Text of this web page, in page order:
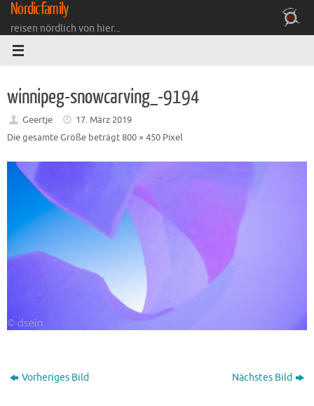
Zum
Inhalt
springen
Nordicfamily
reisen nördlich von hier...
winnipeg-snowcarving_-9194
Geertje
17. März 2019
Die gesamte Größe beträgt800 × 450 Pixel
Vorheriges Bild Nächstes Bild